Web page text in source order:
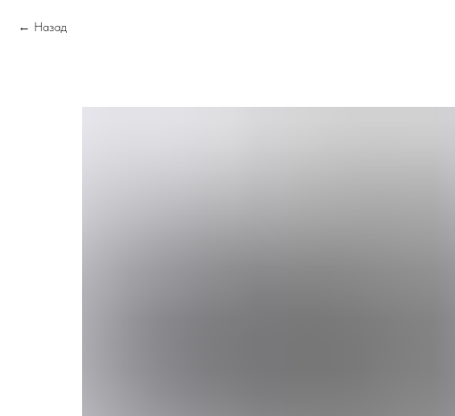
Назад